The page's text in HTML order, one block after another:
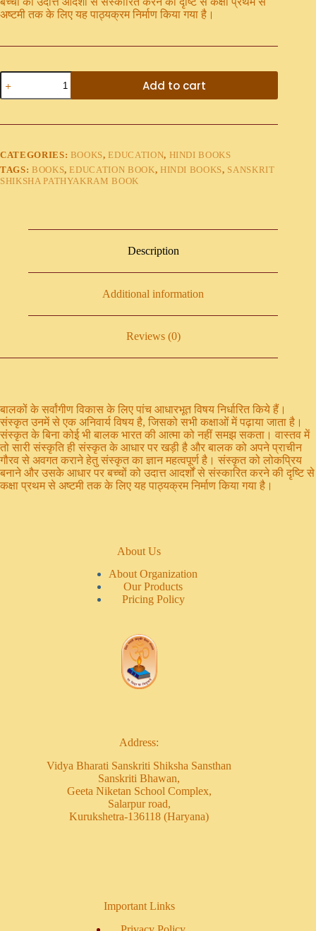
अष्टमी तक के लिए यह पाठ्यक्रम निर्माण किया गया है।
Add to cart
CATEGORIES: BOOKS,EDUCATION, HINDI BOOKS
TAGS: BOOKS,EDUCATION BOOK, HINDI BOOKS, SANSKRIT
SHIKSHA PATHYAKRAM BOOK
Description
Additional information
Reviews (0)
बालकों के सर्वांगीण विकास के लिए पांच आधारभूत विषय निर्धारित किये हैं।
संस्कृत उनमें से एक अनिवार्य विषय है, जिसको सभी कक्षाओं में पढ़ाया जाता है।
संस्कृत के बिना कोई भी बालक भारत की आत्मा को नहीं समझ सकता। वास्तव में
तो सारी संस्कृति ही संस्कृत के आधार पर खड़ी है और बालक को अपने प्राचीन
गौरव से अवगत कराने हेतु संस्कृत का ज्ञान महत्वपूर्ण है। संस्कृत को लोकप्रिय
बनाने और उसके आधार पर बच्चों को उदात्त आदर्शों से संस्कारित करने की दृष्टि से
कक्षा प्रथम से अष्टमी तक के लिए यह पाठ्यक्रम निर्माण किया गया है।
About Us
About Organization
Our Products
Pricing Policy
Address:
Vidya Bharati Sanskriti Shiksha Sansthan
Sanskriti Bhawan,
Geeta Niketan School Complex,
Salarpur road,
Kurukshetra-136118 (Haryana)
Important Links